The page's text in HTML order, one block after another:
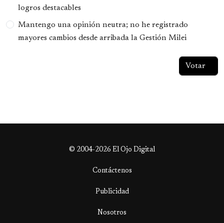
logros destacables
Mantengo una opinión neutra; no he registrado
mayores cambios desde arribada la Gestión Milei
© 2004-2026 El Ojo Digital
Contáctenos
Publicidad
Nosotros